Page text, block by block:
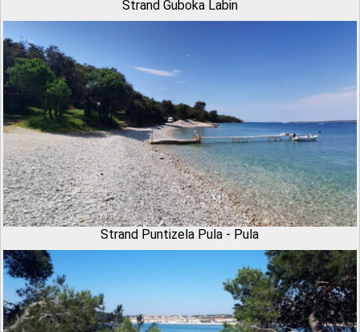
Strand Guboka Labin
Strand Puntizela Pula - Pula